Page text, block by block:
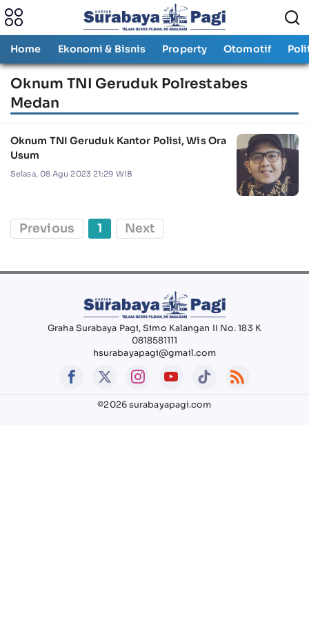
Home Ekonomi & Bisnis Property Otomotif
Oknum TNI Geruduk Polrestabes
Medan
Oknum TNI Geruduk Kantor Polisi, Wis Ora
Usum
Selasa, 08 Agu 2023 21:29 WIB
Previous 1 Next
Graha Surabaya Pagi, Simo Kalangan II No. 183 K
0818581111
hsurabayapagi@gmail.com
©2026 surabayapagi.com